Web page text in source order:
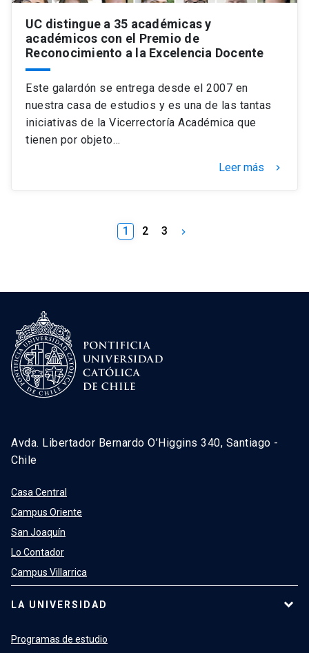
UC distingue a 35 académicas y
académicos con el Premio de
Reconocimiento a la Excelencia Docente
Este galardón se entrega desde el 2007 en
nuestra casa de estudios y es una de las tantas
iniciativas de la Vicerrectoría Académica que
tienen por objeto…
Leer más keyboard_arrow_right
1 2 3 keyboard_arrow_right
Avda. Libertador Bernardo O’Higgins 340, Santiago -
Chile
Casa Central
Campus Oriente
San Joaquín
Lo Contador
Campus Villarrica
LA UNIVERSIDAD
Programas de estudio